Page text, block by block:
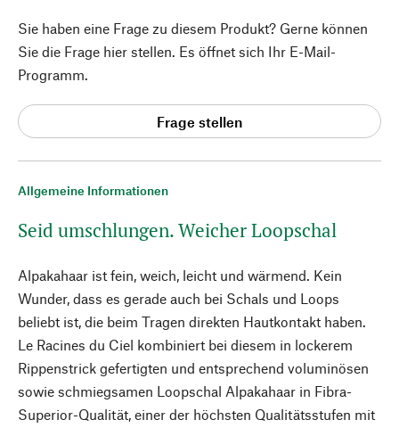
Allgemeine Informationen
Seid umschlungen. Weicher Loopschal
Alpakahaar ist fein, weich, leicht und wärmend. Kein
Wunder, dass es gerade auch bei Schals und Loops
beliebt ist, die beim Tragen direkten Hautkontakt haben.
Le Racines du Ciel kombiniert bei diesem in lockerem
Rippenstrick gefertigten und entsprechend voluminösen
sowie schmiegsamen Loopschal Alpakahaar in Fibra-
Superior-Qualität, einer der höchsten Qualitätsstufen mit
Sie haben eine Frage zu diesem Produkt? Gerne können
Sie die Frage hier stellen. Es öffnet sich Ihr E-Mail-
Programm.
Frage stellen